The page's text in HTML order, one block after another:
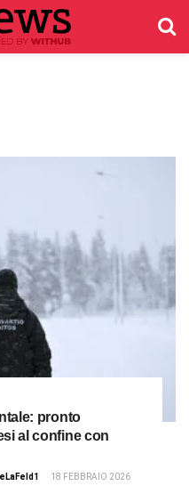
pronto
al confine con
18 FEBBRAIO 2026